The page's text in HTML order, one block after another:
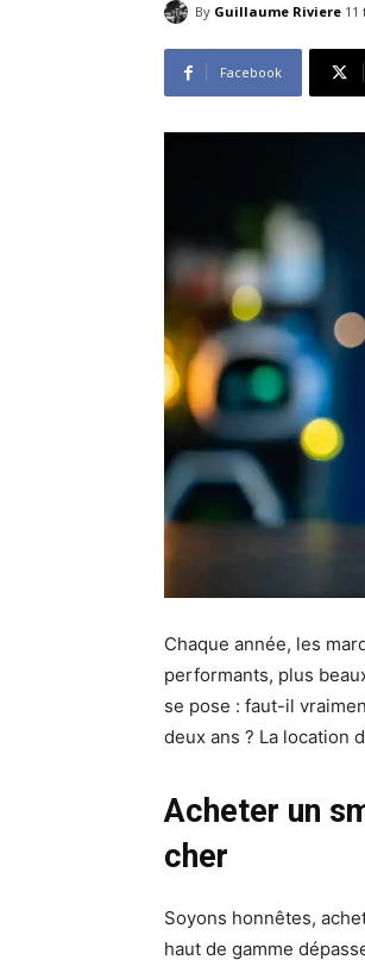
By Guillaume Riviere 11
Facebook
Chaque année, les
performants, plus
se pose : faut-il
deux ans ? La location
Acheter un
cher
Soyons honnêtes,
haut de gamme